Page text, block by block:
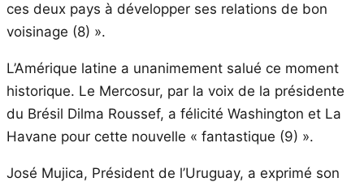
ces deux pays à développer ses relations de bon
voisinage (8) ».
L’Amérique latine a unanimement salué ce moment
historique. Le Mercosur, par la voix de la présidente
du Brésil Dilma Roussef, a félicité Washington et La
Havane pour cette nouvelle « fantastique (9) ».
José Mujica, Président de l’Uruguay, a exprimé son